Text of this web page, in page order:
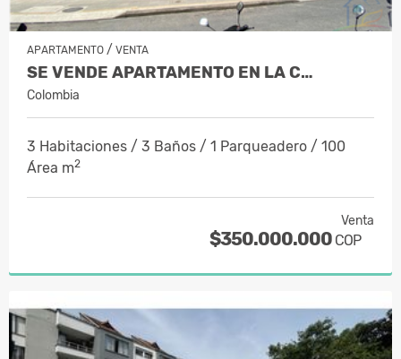
APARTAMENTO / VENTA
SE VENDE APARTAMENTO EN LA C…
Colombia
3 Habitaciones / 3 Baños / 1 Parqueadero / 100
Área m2
Venta
$350.000.000 COP